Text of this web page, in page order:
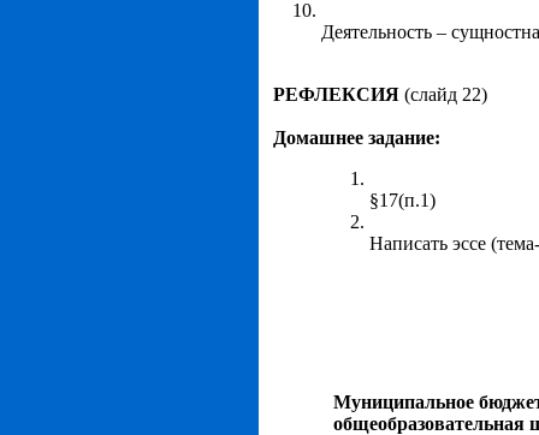
Деятельность –
РЕФЛЕКСИЯ (слайд 22)
Домашнее задание:
§17(п.1)
Написать эссе
Муниципальное